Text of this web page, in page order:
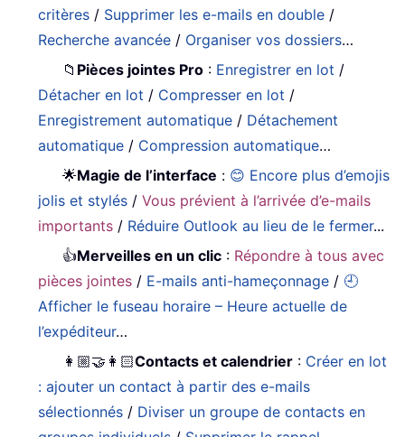
critères / Supprimer les e-mails en double /
Recherche avancée / Organiser vos dossiers…
📁 Pièces jointes Pro : Enregistrer en lot /
Détacher en lot / Compresser en lot /
Enregistrement automatique / Détachement
automatique / Compression automatique…
🌟Magie de l’interface : 😊 Encore plus d’emojis
jolis et stylés /Vous prévient à l’arrivée d’e-mails
importants / Réduire Outlook au lieu de le fermer...
👍Merveilles en un clic : Répondre à tous avec
pièces jointes / E-mails anti-hameçonnage / 🕘
Afficher le fuseau horaire – Heure actuelle de
l’expéditeur…
👩🏼‍🤝‍👩🏻Contacts et calendrier : Créer en lot
: ajouter un contact à partir des e-mails
sélectionnés / Diviser un groupe de contacts en